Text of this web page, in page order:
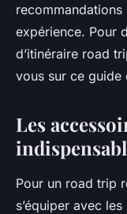
expérience. Pour
d’itinéraire road
vous sur ce guide
Les
Pour un road trip
s’équiper avec